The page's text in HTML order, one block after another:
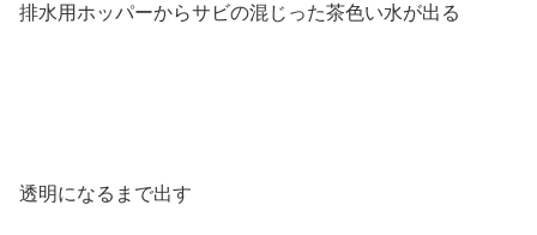
排水用ホッパーからサビの混じった茶色い水が出る
透明になるまで出す